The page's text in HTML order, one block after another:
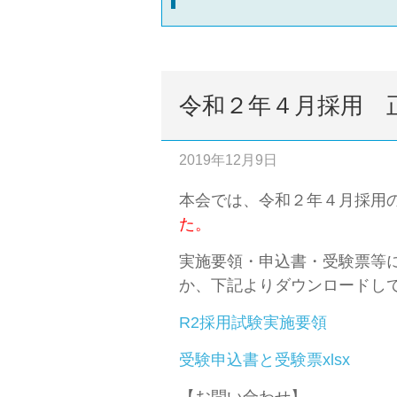
令和２年４月採用
2019年12月9日
本会では、令和２年４月採用
た。
実施要領・申込書・受験票等
か、下記よりダウンロードし
R2採用試験実施要領
受験申込書と受験票xlsx